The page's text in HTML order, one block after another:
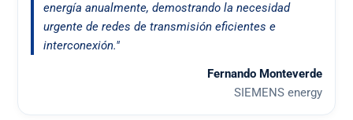
energía anualmente, demostrando la necesidad
urgente de redes de transmisión eficientes e
interconexión."
Fernando Monteverde
SIEMENS energy